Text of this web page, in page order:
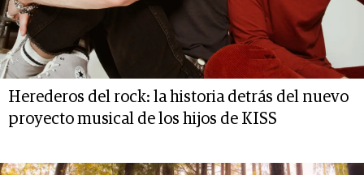
Herederos del rock: la historia detrás del nuevo
proyecto musical de los hijos de KISS